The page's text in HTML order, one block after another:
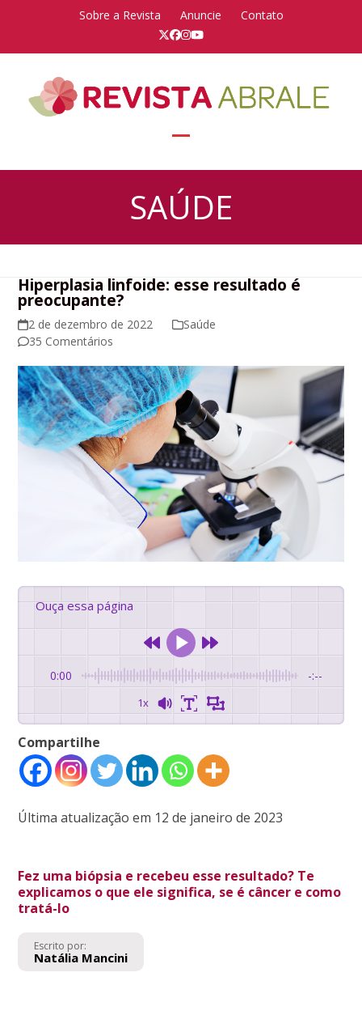
Sobre a Revista Anuncie
Contato
Twitter
Facebook
Instagram
YouTube
menu
menu
SAÚDE
Hiperplasia linfoide: esse resultado é
preocupante?
2 de dezembro de 2022
Saúde
35 Comentários
Ouça essa página
0:00 -:--
1x
Compartilhe
Última atualização em 12 de janeiro de 2023
Fez uma biópsia e recebeu esse resultado? Te
explicamos o que ele significa, se é câncer e como
tratá-lo
Escrito por:
Natália Mancini